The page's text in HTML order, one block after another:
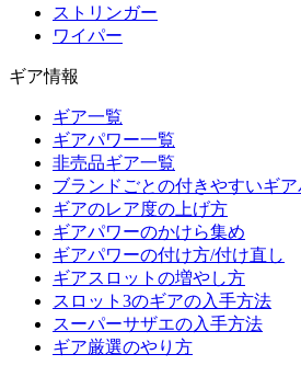
ストリンガー
ワイパー
ギア情報
ギア一覧
ギアパワー一覧
非売品ギア一覧
ブランドごとの付きやすいギア
ギアのレア度の上げ方
ギアパワーのかけら集め
ギアパワーの付け方/付け直し
ギアスロットの増やし方
スロット3のギアの入手方法
スーパーサザエの入手方法
ギア厳選のやり方